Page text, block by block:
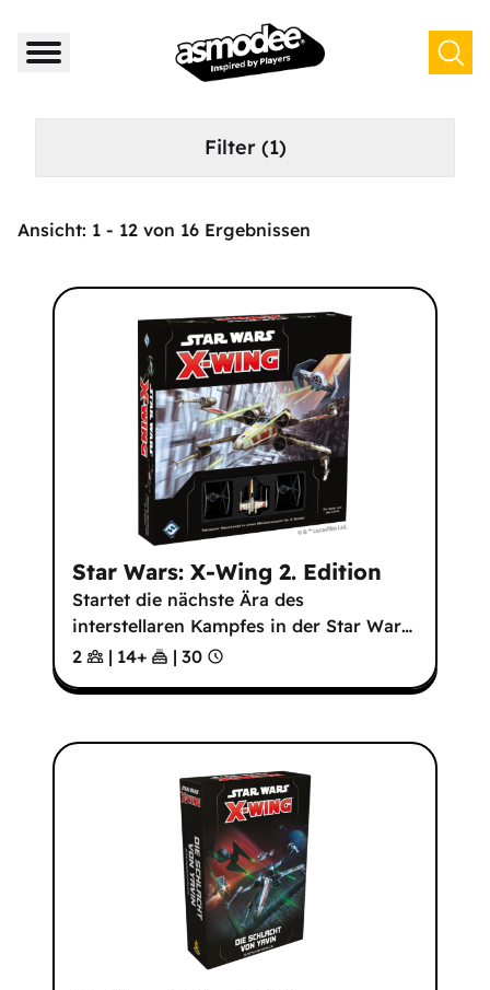
Filter (1)
Ansicht: 1 - 12 von 16 Ergebnissen
Star Wars: X-Wing 2. Edition
Startet die nächste Ära des
interstellaren Kampfes in der Star War…
2
| 14+ | 30